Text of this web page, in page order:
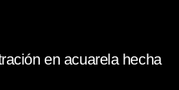
en acuarela hecha